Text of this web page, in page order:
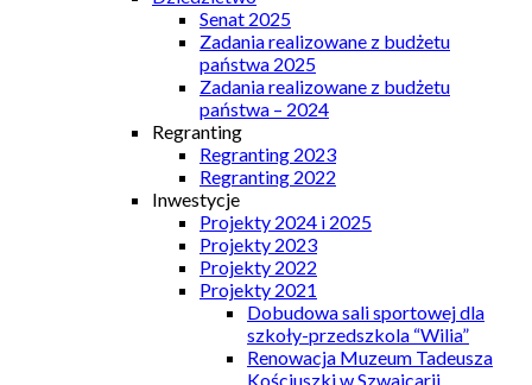
Senat 2025
Zadania realizowane z budżetu
państwa 2025
Zadania realizowane z budżetu
państwa – 2024
Regranting
Regranting 2023
Regranting 2022
Inwestycje
Projekty 2024 i 2025
Projekty 2023
Projekty 2022
Projekty 2021
Dobudowa sali sportowej dla
szkoły-przedszkola “Wilia”
Renowacja Muzeum Tadeusza
Kościuszki w Szwajcarii